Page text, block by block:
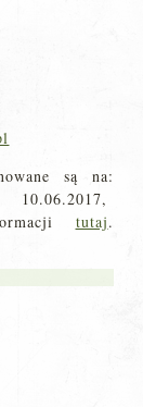
są na:
tutaj.